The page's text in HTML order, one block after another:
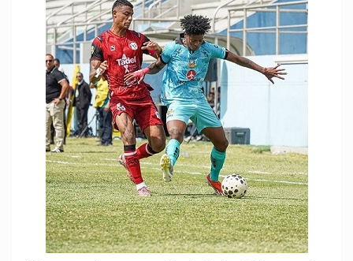
o
k
p
p
a
m
n
k
t
i
r